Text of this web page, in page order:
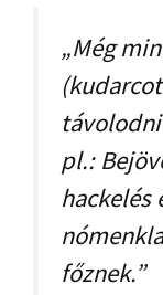
„Még
pl.:
hackelés
főznek.”